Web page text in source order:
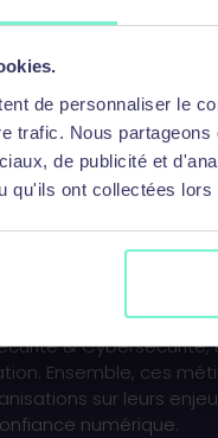
de personnaliser le
trafic. Nous
de publicité et
qu'ils ont collectées
des solutions
le système
durable, centré sur
sur quatre pôles
& Cybersécurité,
Ensemble, ces
sur leurs
numérique.